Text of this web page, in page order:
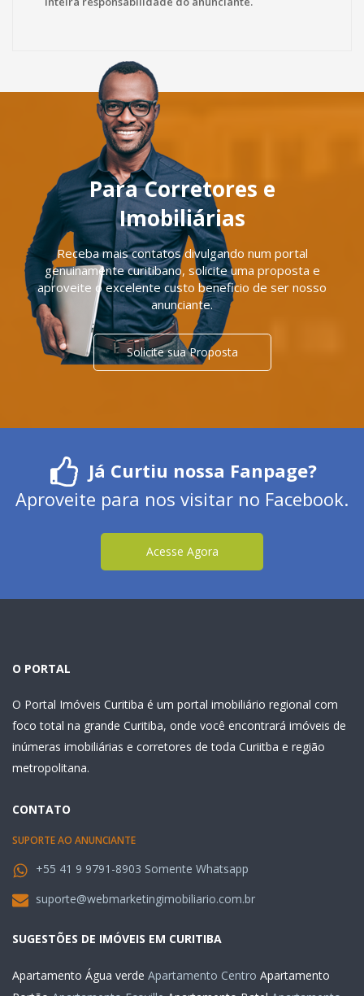
Para Corretores e
Imobiliárias
Receba mais contatos divulgando num portal
genuinamente curitibano, solicite uma proposta e
aproveite o excelente custo beneficio de ser nosso
anunciante.
Solicite sua Proposta
Já Curtiu nossa Fanpage?
Aproveite para nos visitar no Facebook.
Acesse Agora
O PORTAL
O Portal Imóveis Curitiba é um portal imobiliário regional com
foco total na grande Curitiba, onde você encontrará imóveis de
inúmeras imobiliárias e corretores de toda Curiitba e região
metropolitana.
CONTATO
SUPORTE AO ANUNCIANTE
+55 41 9 9791-8903 Somente Whatsapp
suporte@webmarketingimobiliario.com.br
SUGESTÕES DE IMÓVEIS EM CURITIBA
Apartamento Água verde Apartamento Centro Apartamento